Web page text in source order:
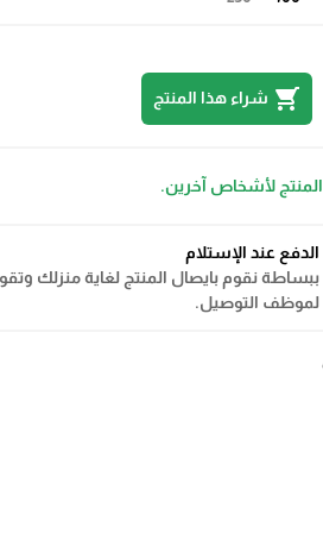
shopping_cart شراء هذا المنتج
لأشخاص آخرين.
الدفع عند الإستلام
ببساطة نقوم بايصال المنتج لغاية منزلك
لموظف التوصيل.